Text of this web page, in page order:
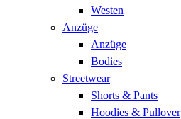
Westen
Anzüge
Anzüge
Bodies
Streetwear
Shorts & Pants
Hoodies & Pullover